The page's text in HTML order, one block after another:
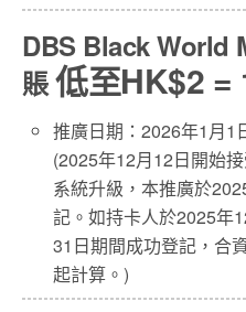
DBS Black World
賬低至HK$2 =
推廣日期：2026年1月1
(2025年12月12日開始
系統升級，本推廣於
記。如持卡人於2025年
31日期間成功登記，合
起計算。)